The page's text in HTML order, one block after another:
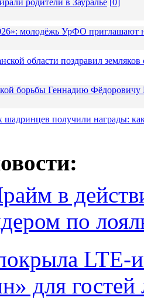
молодёжь УрФО приглашают
области поздравил
борьбы Геннадию Фёдоровичу
шадринцев получили награды:
в
по
LTE-
для гостей